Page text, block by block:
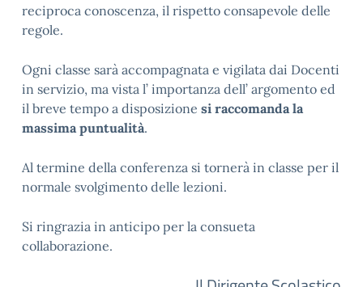
reciproca conoscenza, il rispetto consapevole delle
regole.
Ogni classe sarà accompagnata e vigilata dai Docenti
in servizio, ma vista l’ importanza dell’ argomento ed
il breve tempo a disposizione si raccomanda la
massima puntualità.
Al termine della conferenza si tornerà in classe per il
normale svolgimento delle lezioni.
Si ringrazia in anticipo per la consueta
collaborazione.